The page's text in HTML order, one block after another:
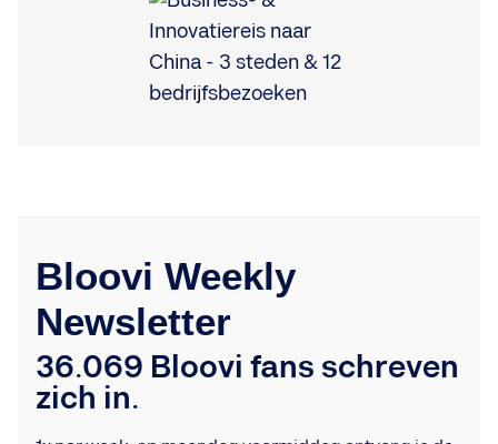
Bloovi Weekly
Newsletter
36.069 Bloovi fans schreven
zich in.